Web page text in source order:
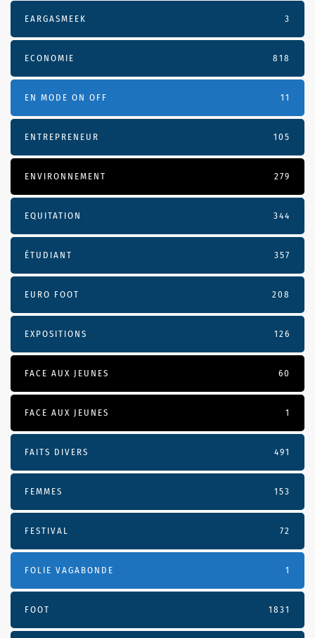
EARGASMEEK 3
ECONOMIE 818
EN MODE ON OFF 11
ENTREPRENEUR 105
ENVIRONNEMENT 279
EQUITATION 344
ÉTUDIANT 357
EURO FOOT 208
EXPOSITIONS 126
FACE AUX JEUNES 60
FACE AUX JEUNES 1
FAITS DIVERS 491
FEMMES 153
FESTIVAL 72
FOLIE VAGABONDE 1
FOOT 1831